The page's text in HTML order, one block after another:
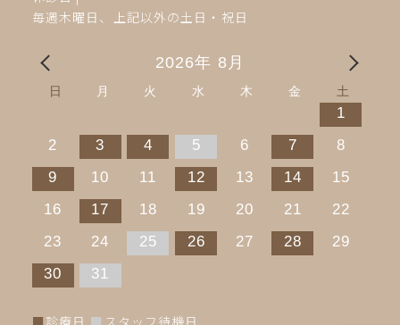
毎週木曜日、上記以外の土日・祝日
2026年 8月
日 月 火 水 木 金 土
1
2
3 4 5 6 7
8
9
10 11 12 13 14
15
16
17 18 19 20 21
22
23
24 25 26 27 28
29
30
31